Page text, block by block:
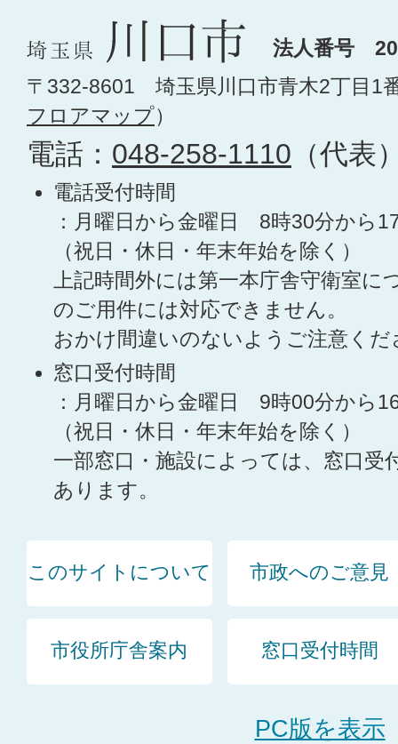
法人番号
〒332-8601 埼玉県川口市青木2丁目1
フロアマップ）
電話： 048-258-1110 （代表
電話受付時間
：月曜日から金曜日 8時30分から
（祝日・休日・年末年始を除く）
上記時間外には第一本庁舎守衛室に
のご用件には対応できません。
おかけ間違いのないようご注意くだ
窓口受付時間
：月曜日から金曜日 9時00分から
（祝日・休日・年末年始を除く）
一部窓口・施設によっては、窓口受
あります。
このサイトについて 市政へのご意見
市役所庁舎案内 窓口受付時間
PC版を表示